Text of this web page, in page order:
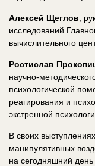
Алексей Щеглов ,
исследований
вычислительного
Ростислав
научно-
психологической
реагирования и
экстренной
В своих
манипулятивных
на сегодняшний